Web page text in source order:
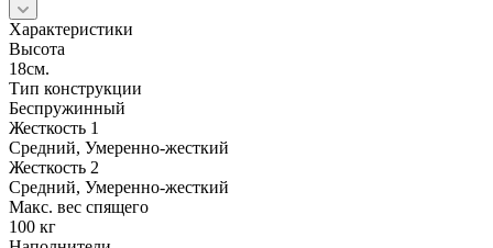
Характеристики
Высота
18см.
Тип конструкции
Беспружинный
Жесткость 1
Средний, Умеренно-жесткий
Жесткость 2
Средний, Умеренно-жесткий
Макс. вес спящего
100 кг